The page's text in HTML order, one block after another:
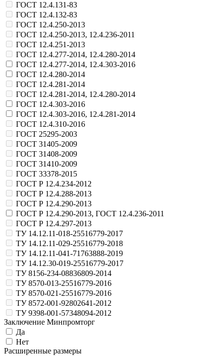
ГОСТ 12.4.131-83
ГОСТ 12.4.132-83
ГОСТ 12.4.250-2013
ГОСТ 12.4.250-2013, 12.4.236-2011
ГОСТ 12.4.251-2013
ГОСТ 12.4.277-2014, 12.4.280-2014
ГОСТ 12.4.277-2014, 12.4.303-2016
ГОСТ 12.4.280-2014
ГОСТ 12.4.281-2014
ГОСТ 12.4.281-2014, 12.4.280-2014
ГОСТ 12.4.303-2016
ГОСТ 12.4.303-2016, 12.4.281-2014
ГОСТ 12.4.310-2016
ГОСТ 25295-2003
ГОСТ 31405-2009
ГОСТ 31408-2009
ГОСТ 31410-2009
ГОСТ 33378-2015
ГОСТ Р 12.4.234-2012
ГОСТ Р 12.4.288-2013
ГОСТ Р 12.4.290-2013
ГОСТ Р 12.4.290-2013, ГОСТ 12.4.236-2011
ГОСТ Р 12.4.297-2013
ТУ 14.12.11-018-25516779-2017
ТУ 14.12.11-029-25516779-2018
ТУ 14.12.11-041-71763888-2019
ТУ 14.12.30-019-25516779-2017
ТУ 8156-234-08836809-2014
ТУ 8570-013-25516779-2016
ТУ 8570-021-25516779-2016
ТУ 8572-001-92802641-2012
ТУ 9398-001-57348094-2012
Заключение Минпромторг
Да
Нет
Расширенные размеры